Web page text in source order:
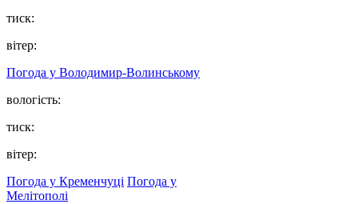
тиск:
вітер:
Погода у Володимир-Волинському
вологість:
тиск:
вітер:
Погода у Кременчуці Погода у
Мелітополі